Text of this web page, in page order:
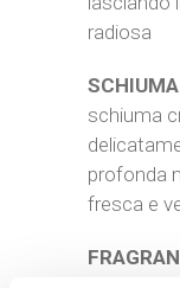
radiosa
schiuma
profonda
fresca e